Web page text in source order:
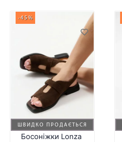
ШВИДКО ПРОДАЄТЬСЯ
-45%
Босоніжки Lonza